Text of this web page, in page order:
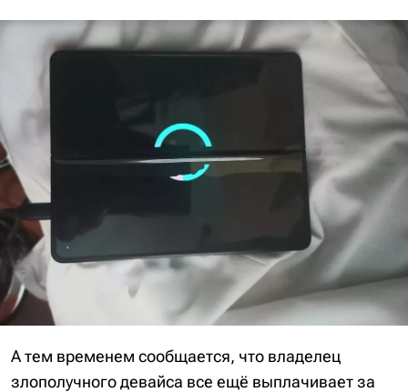
А тем временем сообщается, что владелец
злополучного девайса все ещё выплачивает за